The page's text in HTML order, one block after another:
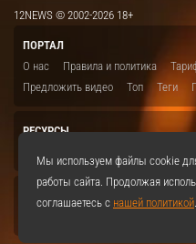
12NEWS © 2002-2026 18+
ПОРТАЛ
О нас
Правила и политика
Предложить видео
Топ Теги
РЕСУРСЫ
Мы используем файлы cookie
работы сайта. Продолжая
соглашаетесь с нашей политикой.